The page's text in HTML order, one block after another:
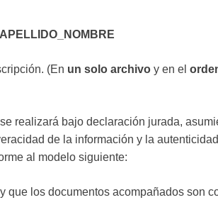
(En un solo archivo y en el
realizará bajo declaración jurada,
de la información y la
al modelo siguiente:
los documentos acompañados son